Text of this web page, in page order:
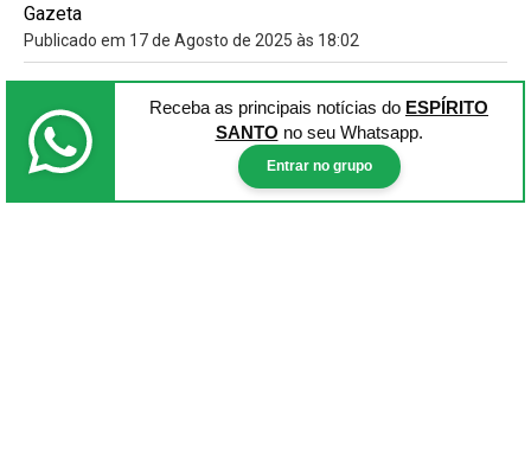
Publicado em 17 de Agosto de 2025 às 18:02
Receba as principais notícias do ESPÍRITO
SANTO no seu Whatsapp.
Entrar no grupo